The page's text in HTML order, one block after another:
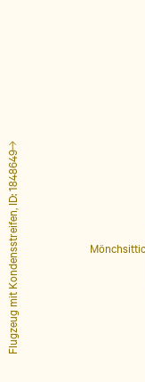
Flugzeug mit Kondensstreifen, ID: 1848649